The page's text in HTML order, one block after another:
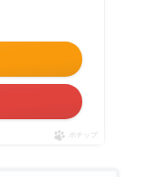
ポチップ